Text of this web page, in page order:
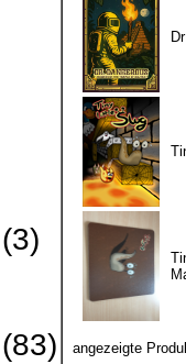
(3)
(83)
angezeigte